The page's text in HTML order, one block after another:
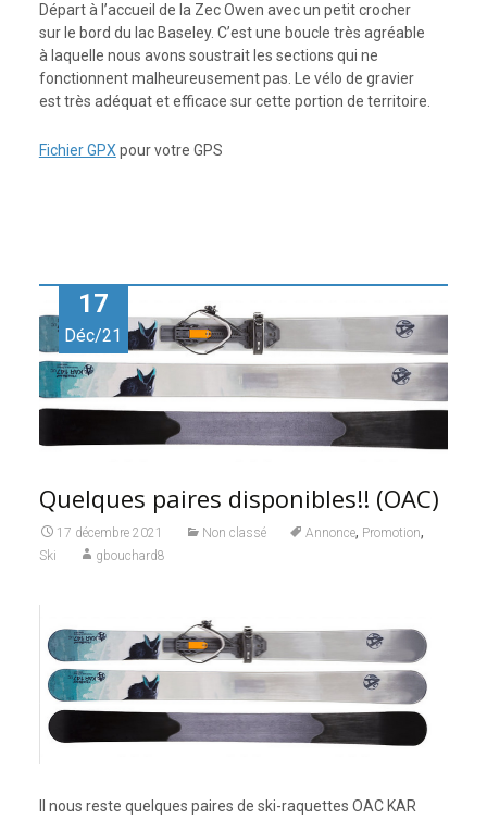
Départ à l’accueil de la Zec Owen avec un petit crocher
sur le bord du lac Baseley. C’est une boucle très agréable
à laquelle nous avons soustrait les sections qui ne
fonctionnent malheureusement pas. Le vélo de gravier
est très adéquat et efficace sur cette portion de territoire.
Fichier GPX pour votre GPS
17
Déc/21
Quelques paires disponibles!! (OAC)
17 décembre 2021 Non classé Annonce, Promotion,
Ski gbouchard8
Il nous reste quelques paires de ski-raquettes OAC KAR